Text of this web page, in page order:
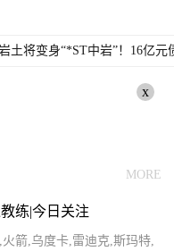
土将变身“*ST中岩”！16亿
x
MORE
练|今日关注
箭,乌度卡,雷迪克,斯玛特,